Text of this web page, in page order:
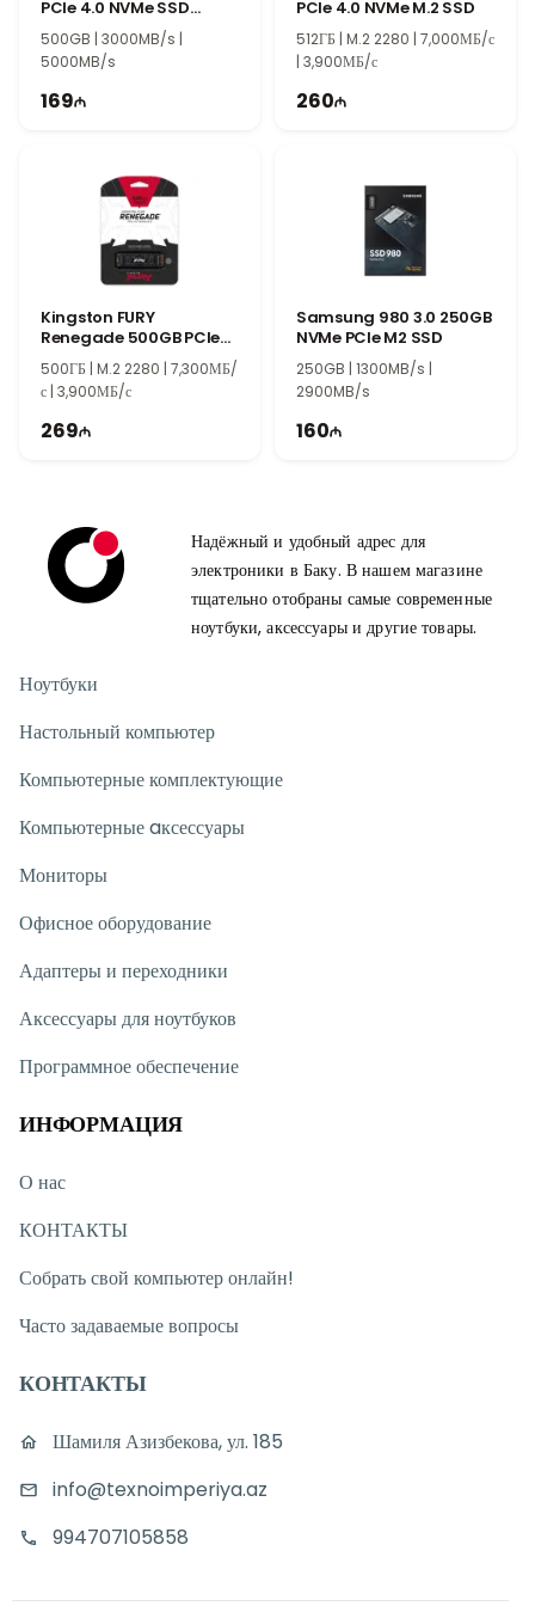
PCIe 4.0 NVMe SSD
SNV3S/500G
500GB | 3000MB/s |
5000MB/s
169
PCIe 4.0 NVMe M.2 SSD
512ГБ | M.2 2280 | 7,000МБ/с
| 3,900МБ/с
260
Kingston FURY
Renegade 500GB PCIe
4.0 NVMe M.2 SSD
SFYRS/500G
500ГБ | M.2 2280 | 7,300МБ/
с | 3,900МБ/с
269
Samsung 980 3.0 250GB
NVMe PCIe M2 SSD
250GB | 1300MB/s |
2900MB/s
160
Надёжный и удобный адрес для
электроники в Баку. В нашем магазине
тщательно отобраны самые современные
ноутбуки, аксессуары и другие товары.
Ноутбуки
Настольный компьютер
Компьютерные комплектующие
Компьютерные aксессуары
Мониторы
Офисное оборудование
Адаптеры и переходники
Аксессуары для ноутбуков
Программное обеспечение
ИНФОРМАЦИЯ
О нас
КОНТАКТЫ
Собрать свой компьютер онлайн!
Часто задаваемые вопросы
КОНТАКТЫ
Шамиля Азизбекова, ул. 185
info@texnoimperiya.az
994707105858